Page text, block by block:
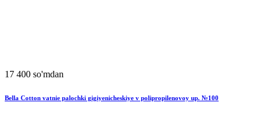
17 400 so'mdan
Bella Cotton vatnie palochki gigiyenicheskiye v polipropilenovoy up. №100